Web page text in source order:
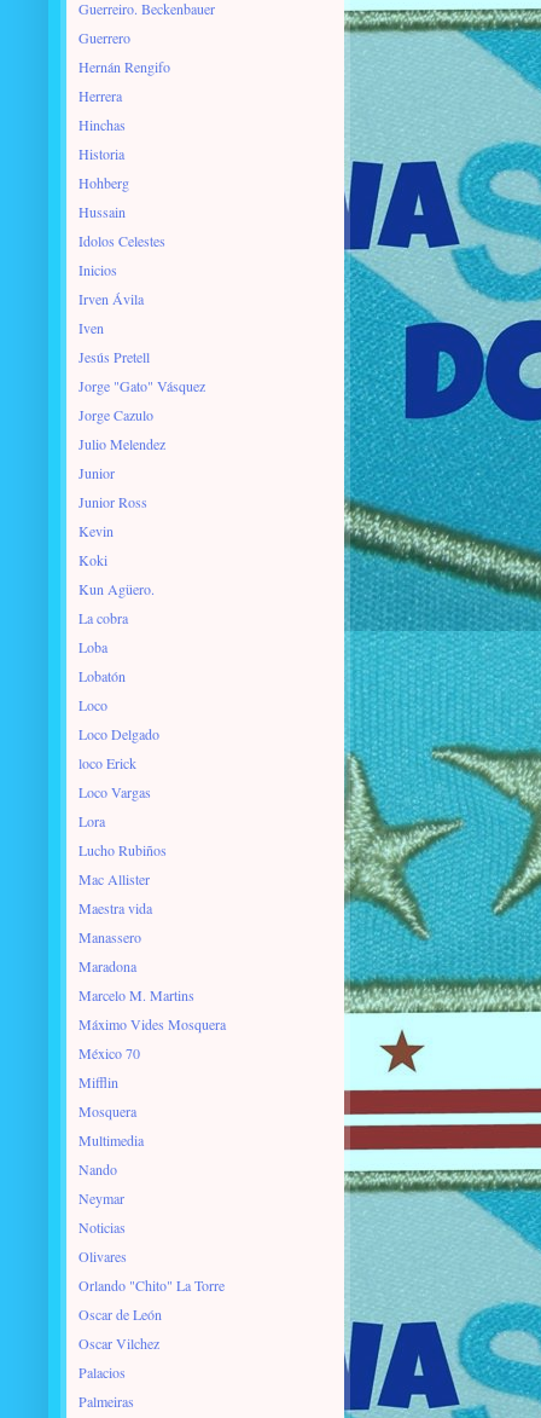
Guerreiro. Beckenbauer
Guerrero
Hernán Rengifo
Herrera
Hinchas
Historia
Hohberg
Hussain
Idolos Celestes
Inicios
Irven Ávila
Iven
Jesús Pretell
Jorge "Gato" Vásquez
Jorge Cazulo
Julio Melendez
Junior
Junior Ross
Kevin
Koki
Kun Agüero.
La cobra
Loba
Lobatón
Loco
Loco Delgado
loco Erick
Loco Vargas
Lora
Lucho Rubiños
Mac Allister
Maestra vida
Manassero
Maradona
Marcelo M. Martins
Máximo Vides Mosquera
México 70
Mifflin
Mosquera
Multimedia
Nando
Neymar
Noticias
Olivares
Orlando "Chito" La Torre
Oscar de León
Oscar Vilchez
Palacios
Palmeiras